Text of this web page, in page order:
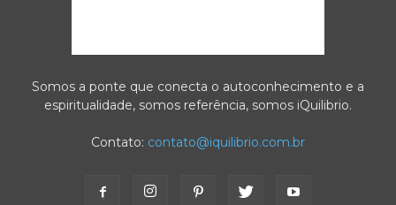
Somos a ponte que conecta o autoconhecimento e a
espiritualidade, somos referência, somos iQuilibrio.
Contato: contato@iquilibrio.com.br